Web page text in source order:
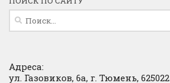
Найти:
Адреса:
ул. Газовиков, 6а, г. Тюмень, 625022